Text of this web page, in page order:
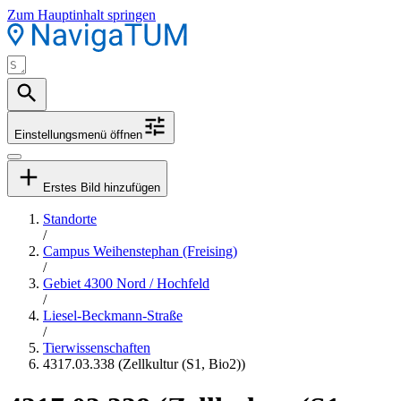
Zum Hauptinhalt springen
Einstellungsmenü öffnen
Erstes Bild hinzufügen
Standorte
/
Campus Weihenstephan (Freising)
/
Gebiet 4300 Nord / Hochfeld
/
Liesel-Beckmann-Straße
/
Tierwissenschaften
4317.03.338 (Zellkultur (S1, Bio2))